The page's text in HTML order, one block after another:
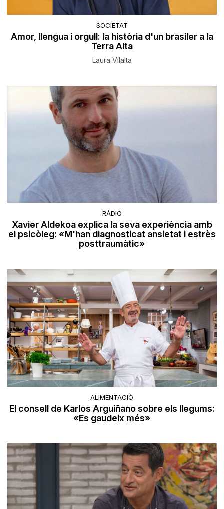
SOCIETAT
Amor, llengua i orgull: la història d'un brasiler a la
Terra Alta
Laura Vilalta
RÀDIO
Xavier Aldekoa explica la seva experiència amb
el psicòleg: «M'han diagnosticat ansietat i estrès
posttraumàtic»
ALIMENTACIÓ
El consell de Karlos Arguiñano sobre els llegums:
«Es gaudeix més»